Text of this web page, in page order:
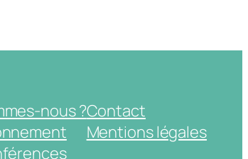
nous ?Contact
Mentions légales